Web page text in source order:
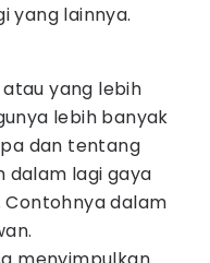
yang lainnya.
yang lebih
lebih banyak
dan tentang
dalam lagi gaya
Contohnya dalam